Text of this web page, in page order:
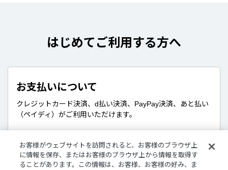
はじめてご利用する方へ
お支払いについて
クレジットカード決済、d払い決済、PayPay決済、あと払い
（ペイディ）がご利用いただけます。
販売商品について
お客様がウェブサイトを訪問されると、お客様のブラウザ上
に情報を保存、またはお客様のブラウザ上から情報を取得す
ることがあります。この情報は、お客様、お客様の好み、ま